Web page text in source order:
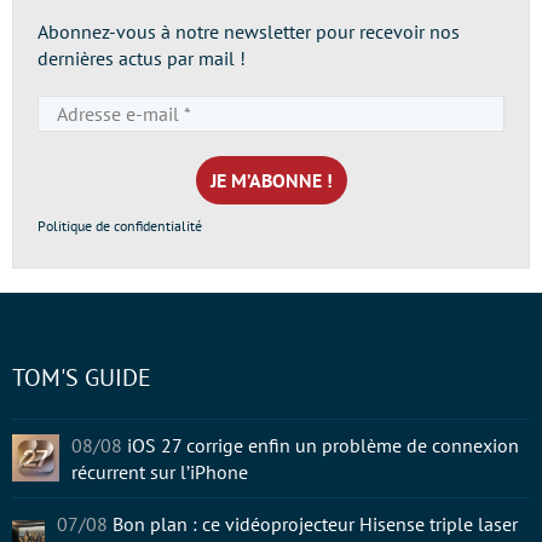
Abonnez-vous à notre newsletter pour recevoir nos
dernières actus par mail !
e-
mail
*
Politique de confidentialité
TOM'S GUIDE
08/08 iOS 27 corrige enfin un problème de connexion
récurrent sur l’iPhone
07/08 Bon plan : ce vidéoprojecteur Hisense triple laser